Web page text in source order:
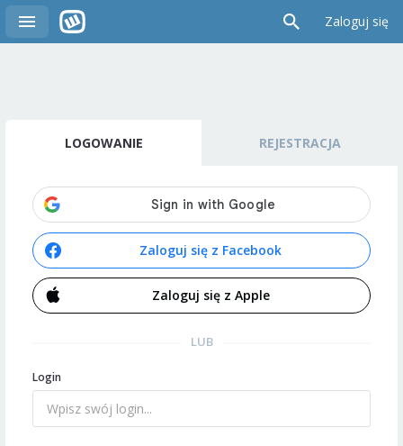
Zaloguj się
LOGOWANIE REJESTRACJA
Zaloguj się z Facebook
Zaloguj się z Apple
LUB
Login